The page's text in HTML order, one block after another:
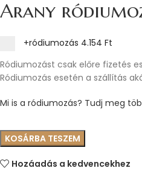
Arany
+ródiumozás 4.154 Ft
Ródiumozást csak előre fizetés
Ródiumozás esetén a szállítás
Mi is a ródiumozás? Tudj meg
KOSÁRBA TESZEM
Hozáadás a kedvencekhez